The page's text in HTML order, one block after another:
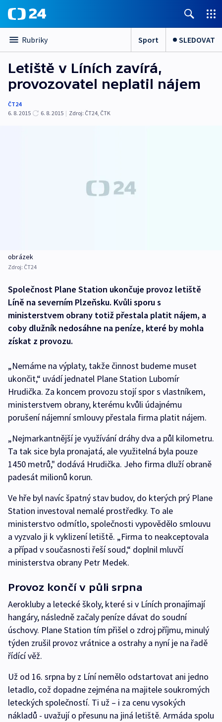
Rubriky Sport SLEDOVAT
Letiště v Líních zavírá,
provozovatel neplatil nájem
ČT24
6. 8. 2015
6. 8. 2015 | Zdroj: ČT24, ČTK
obrázek
Zdroj: ČT24
Společnost Plane Station ukončuje provoz letiště
Líně na severním Plzeňsku. Kvůli sporu s
ministerstvem obrany totiž přestala platit nájem, a
coby dlužník nedosáhne na peníze, které by mohla
získat z provozu.
„Nemáme na výplaty, takže činnost budeme muset
ukončit,“ uvádí jednatel Plane Station Lubomír
Hrudička. Za koncem provozu stojí spor s vlastníkem,
ministerstvem obrany, kterému kvůli údajnému
porušení nájemní smlouvy přestala firma platit nájem.
„Nejmarkantnější je využívání dráhy dva a půl kilometru.
Ta tak sice byla pronajatá, ale využitelná byla pouze
1450 metrů," dodává Hrudička. Jeho firma dluží obraně
padesát milionů korun.
Ve hře byl navíc špatný stav budov, do kterých prý Plane
Station investoval nemalé prostředky. To ale
ministerstvo odmítlo, společnosti vypovědělo smlouvu
a vyzvalo ji k vyklizení letiště. „Firma to neakceptovala
a případ v současnosti řeší soud,“ doplnil mluvčí
ministerstva obrany Petr Medek.
Provoz končí v půli srpna
Aerokluby a letecké školy, které si v Líních pronajímají
hangáry, následně začaly peníze dávat do soudní
úschovy. Plane Station tím přišel o zdroj příjmu, minulý
týden zrušil provoz vrátnice a ostrahy a nyní je na řadě
řídící věž.
Už od 16. srpna by z Líní nemělo odstartovat ani jedno
letadlo, což dopadne zejména na majitele soukromých
leteckých společností. Ti už – i za cenu vysokých
nákladů - uvažují o přesunu na jiná letiště. Armáda spolu